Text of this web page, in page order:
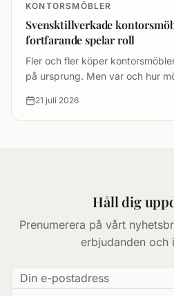
KONTORSMÖBLER
Svensktillverkade
fortfarande spelar roll
Fler och fler köper
på ursprung. Men var och hur
det spelar fortfarande stor roll.
21 juli 2026
Håll dig
Prenumerera på vårt
erbjudanden och